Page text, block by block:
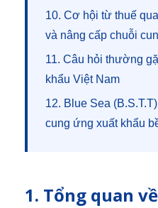
10. Cơ hội từ thuế
và nâng cấp chuỗi
11. Câu hỏi thường
khẩu Việt Nam
12. Blue Sea
cung ứng xuất khẩu
1. Tổng quan